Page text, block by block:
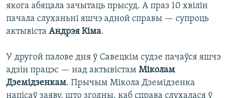
якога абяцала зачытаць прысуд. А праз 10 хвілін
пачала слуханьні яшчэ адной справы — супроць
актывіста Андрэя Кіма.
У другой палове дня ў Савецкім судзе пачаўся яшчэ
адзін працэс — над актывістам Міколам
Дземідзенкам. Прычым Мікола Дземідзенка
напісаў заяву, што згодны, каб справа слухалася ў